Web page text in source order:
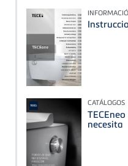
CATÁLOGOS
necesita